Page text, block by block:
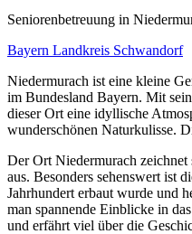
Senioren­betreuung in
Bayern Landkreis Schwandorf
Niedermurach ist eine kleine
im Bundesland Bayern. Mit
dieser Ort eine idyllische
wunderschönen Naturkulisse.
Der Ort Niedermurach zeichnet
aus. Besonders sehenswert ist
Jahrhundert erbaut wurde und
man spannende Einblicke in
und erfährt viel über die